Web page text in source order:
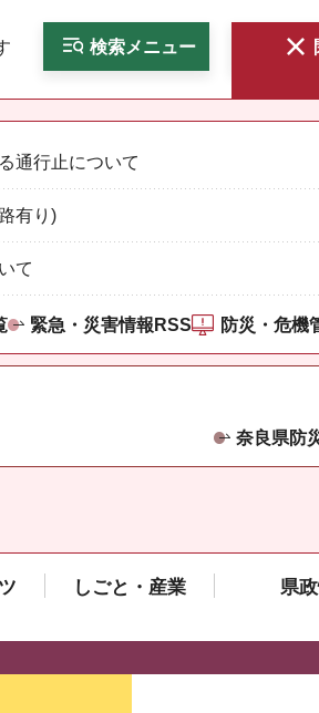
検索メニュー
通行止について
有り)
て
緊急・災害情報RSS 防災・危機
奈良県防
しごと・産業 県
3つずつ情報が表示されるスライ